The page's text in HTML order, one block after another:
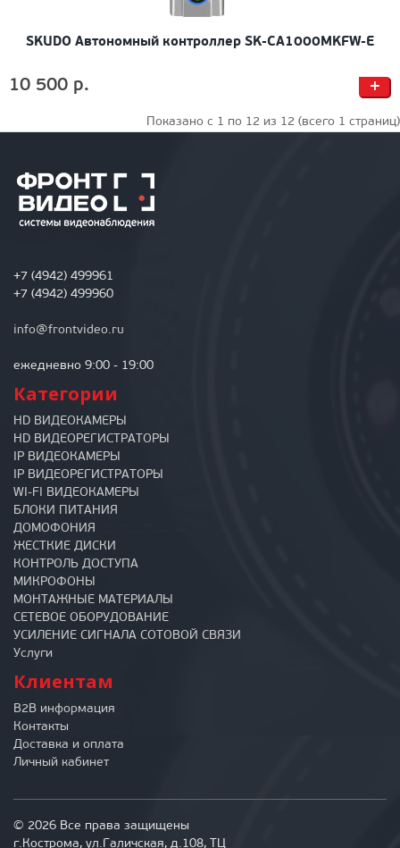
SKUDO Автономный контроллер SK-CA1000MKFW-E
10 500 р. +
Показано с 1 по 12 из 12 (всего 1 страниц)
+7 (4942) 499961
+7 (4942) 499960
info@frontvideo.ru
ежедневно 9:00 - 19:00
Категории
HD ВИДЕОКАМЕРЫ
HD ВИДЕОРЕГИСТРАТОРЫ
IP ВИДЕОКАМЕРЫ
IP ВИДЕОРЕГИСТРАТОРЫ
WI-FI ВИДЕОКАМЕРЫ
БЛОКИ ПИТАНИЯ
ДОМОФОНИЯ
ЖЕСТКИЕ ДИСКИ
КОНТРОЛЬ ДОСТУПА
МИКРОФОНЫ
МОНТАЖНЫЕ МАТЕРИАЛЫ
СЕТЕВОЕ ОБОРУДОВАНИЕ
УСИЛЕНИЕ СИГНАЛА СОТОВОЙ СВЯЗИ
Услуги
Клиентам
B2B информация
Контакты
Доставка и оплата
Личный кабинет
© 2026 Все права защищены
г.Кострома, ул.Галичская, д.108, ТЦ